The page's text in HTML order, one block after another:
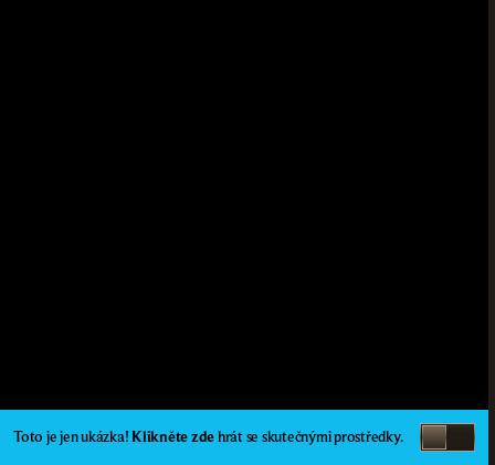
Toto je jen ukázka!Klikněte zdehrát se skutečnými prostředky.